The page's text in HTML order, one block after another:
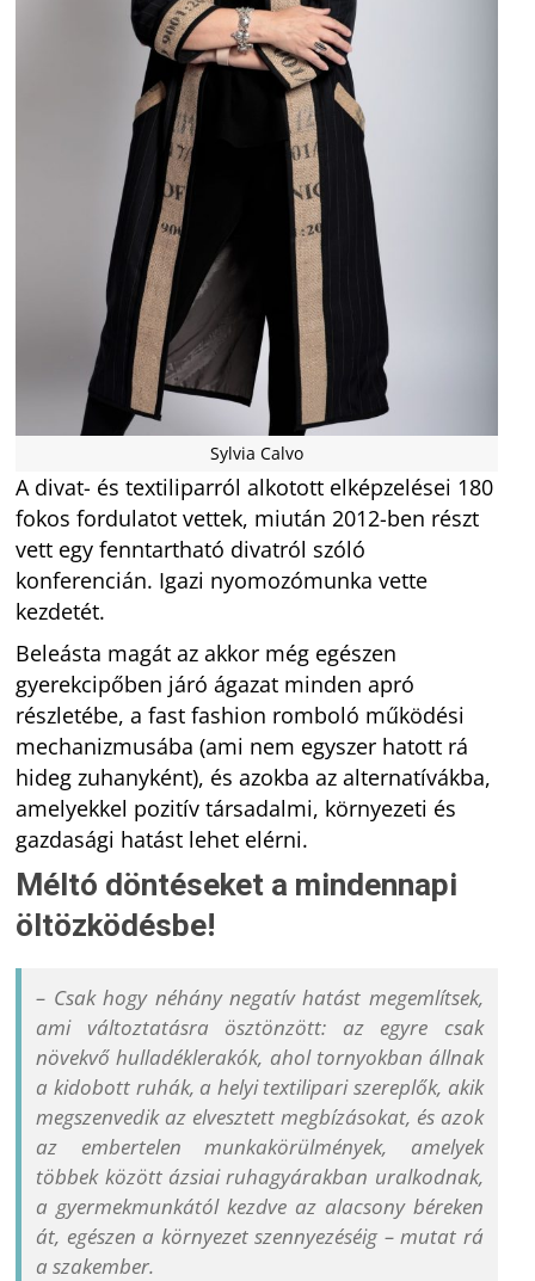
Sylvia Calvo
A divat- és textiliparról alkotott elképzelései 180
fokos fordulatot vettek, miután 2012-ben részt
vett egy fenntartható divatról szóló
konferencián. Igazi nyomozómunka vette
kezdetét.
Beleásta magát az akkor még egészen
gyerekcipőben járó ágazat minden apró
részletébe, a fast fashion romboló működési
mechanizmusába (ami nem egyszer hatott rá
hideg zuhanyként), és azokba az alternatívákba,
amelyekkel pozitív társadalmi, környezeti és
gazdasági hatást lehet elérni.
Méltó döntéseket a mindennapi
öltözködésbe!
– Csak hogy néhány negatív hatást megemlítsek,
ami változtatásra ösztönzött: az egyre csak
növekvő hulladéklerakók, ahol tornyokban állnak
a kidobott ruhák, a helyi textilipari szereplők, akik
megszenvedik az elvesztett megbízásokat, és azok
az embertelen munkakörülmények, amelyek
többek között ázsiai ruhagyárakban uralkodnak,
a gyermekmunkától kezdve az alacsony béreken
át, egészen a környezet szennyezéséig – mutat rá
a szakember.